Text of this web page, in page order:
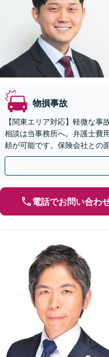
物損事故
【関東エリア対応】軽微な
相談は当事務所へ。弁護士費
頼が可能です。保険会社との
目指します。【日本語・中国
電話でお問い合わ